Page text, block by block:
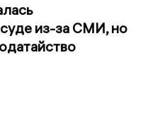
суде из-за СМИ, но